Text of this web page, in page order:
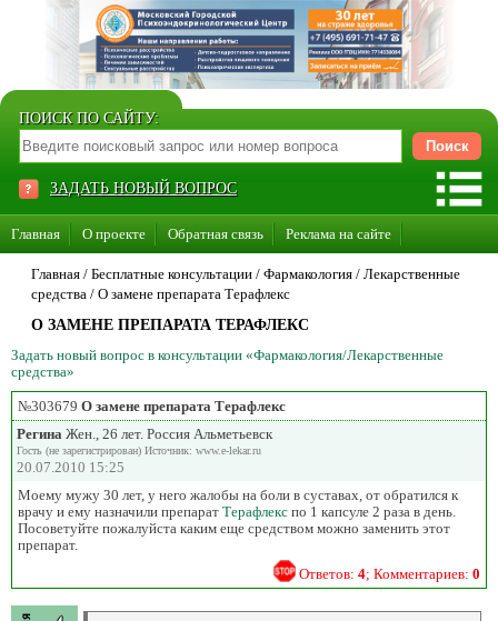
ПОИСК ПО САЙТУ:
ЗАДАТЬ НОВЫЙ ВОПРОС
Главная О проекте Обратная связь Реклама на сайте
Стать консультантом нашего сайта
Главная / Бесплатные консультации / Фармакология / Лекарственные
средства / О замене препарата Терафлекс
О ЗАМЕНЕ ПРЕПАРАТА ТЕРАФЛЕКС
Задать новый вопрос в консультации «Фармакология/Лекарственные
средства»
№303679 О замене препарата Терафлекс
Регина Жен., 26 лет. Россия Альметьевск
Гость (не зарегистрирован) Источник: www.e-lekar.ru
20.07.2010 15:25
Моему мужу 30 лет, у него жалобы на боли в суставах, от обратился к
врачу и ему назначили препарат Терафлекс по 1 капсуле 2 раза в день.
Посоветуйте пожалуйста каким еще средством можно заменить этот
препарат.
Ответов: 4; Комментариев: 0